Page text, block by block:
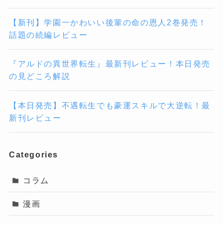
【新刊】学園一かわいい後輩の命の恩人2巻発売！
話題の続編レビュー
『アルドの異世界転生』最新刊レビュー！本日発売
の見どころ解説
【本日発売】不遇転生でも豪運スキルで大逆転！最
新刊レビュー
Categories
コラム
漫画